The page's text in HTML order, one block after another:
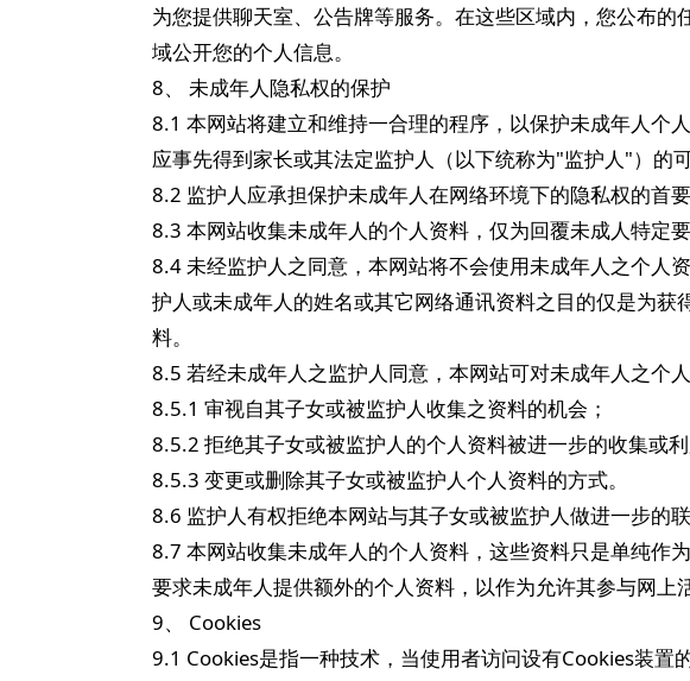
为您提供聊天室、公告牌等服务。在这些区域内，您公布
域公开您的个人信息。
8、 未成年人隐私权的保护
8.1 本网站将建立和维持一合理的程序，以保护未成年人个
应事先得到家长或其法定监护人（以下统称为"监护人"）的
8.2 监护人应承担保护未成年人在网络环境下的隐私权的首要
8.3 本网站收集未成年人的个人资料，仅为回覆未成人特定
8.4 未经监护人之同意，本网站将不会使用未成年人之个人
护人或未成年人的姓名或其它网络通讯资料之目的仅是为
料。
8.5 若经未成年人之监护人同意，本网站可对未成年人之个
8.5.1 审视自其子女或被监护人收集之资料的机会；
8.5.2 拒绝其子女或被监护人的个人资料被进一步的收集或利
8.5.3 变更或删除其子女或被监护人个人资料的方式。
8.6 监护人有权拒绝本网站与其子女或被监护人做进一步的联
8.7 本网站收集未成年人的个人资料，这些资料只是单纯作
要求未成年人提供额外的个人资料，以作为允许其参与网上
9、 Cookies
9.1 Cookies是指一种技术，当使用者访问设有Cookies装